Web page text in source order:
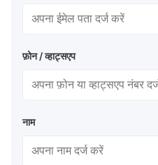
फ़ोन / व्हाट्सएप
नाम